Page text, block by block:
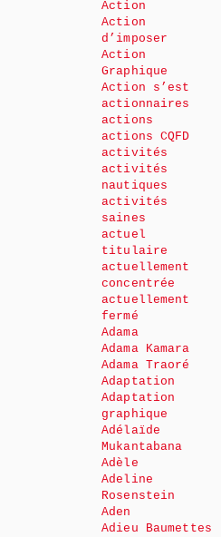
Action
Action
d’imposer
Action
Graphique
Action s’est
actionnaires
actions
actions CQFD
activités
activités
nautiques
activités
saines
actuel
titulaire
actuellement
concentrée
actuellement
fermé
Adama
Adama Kamara
Adama Traoré
Adaptation
Adaptation
graphique
Adélaïde
Mukantabana
Adèle
Adeline
Rosenstein
Aden
Adieu Baumettes